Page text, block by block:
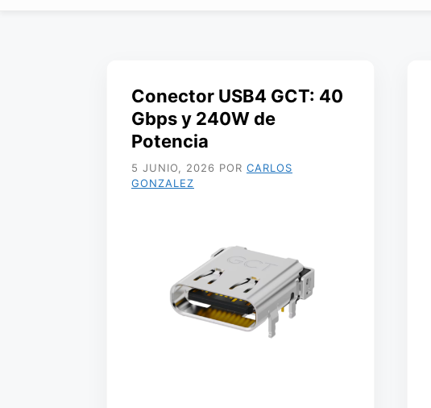
Conector USB4 GCT: 40
Gbps y 240W de
Potencia
5 JUNIO, 2026 POR CARLOS
GONZALEZ